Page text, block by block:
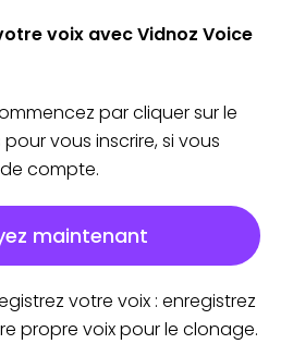
voix avec Vidnoz Voice
par cliquer sur le
vous inscrire, si vous
compte.
maintenant
votre voix : enregistrez
propre voix pour le clonage.